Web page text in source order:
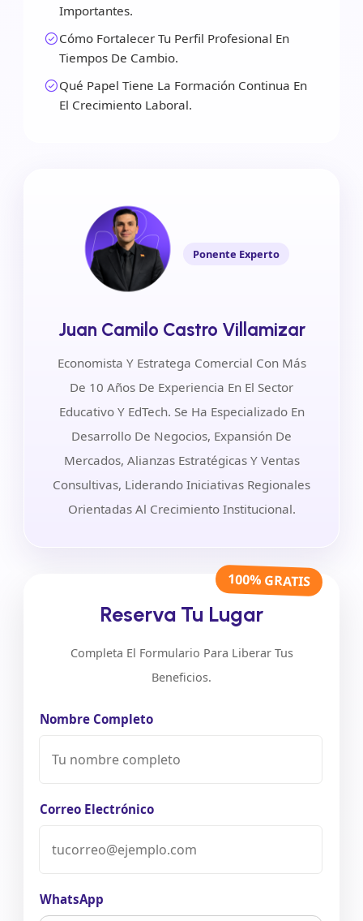
Importantes.
Cómo Fortalecer Tu Perfil Profesional En
Tiempos De Cambio.
Qué Papel Tiene La Formación Continua En
El Crecimiento Laboral.
Ponente Experto
Juan Camilo Castro Villamizar
Economista Y Estratega Comercial Con Más
De 10 Años De Experiencia En El Sector
Educativo Y EdTech. Se Ha Especializado En
Desarrollo De Negocios, Expansión De
Mercados, Alianzas Estratégicas Y Ventas
Consultivas, Liderando Iniciativas Regionales
Orientadas Al Crecimiento Institucional.
100% GRATIS
Reserva Tu Lugar
Completa El Formulario Para Liberar Tus
Beneficios.
Nombre Completo
Correo Electrónico
WhatsApp